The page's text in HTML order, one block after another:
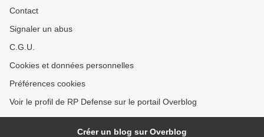
Contact
Signaler un abus
C.G.U.
Cookies et données personnelles
Préférences cookies
Voir le profil de RP Defense sur le portail Overblog
Créer un blog sur Overblog